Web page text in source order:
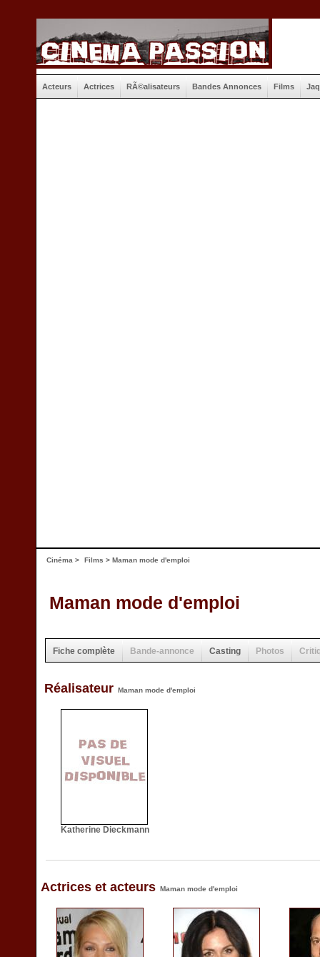
Acteurs Actrices RÃ©alisateurs Bandes Annonces Films
Cinéma > Films > Maman mode d'emploi
Maman mode d'emploi
Fiche complète Bande-annonce Casting Photos
Réalisateur Maman mode d'emploi
Katherine Dieckmann
Actrices et acteurs Maman mode d'emploi